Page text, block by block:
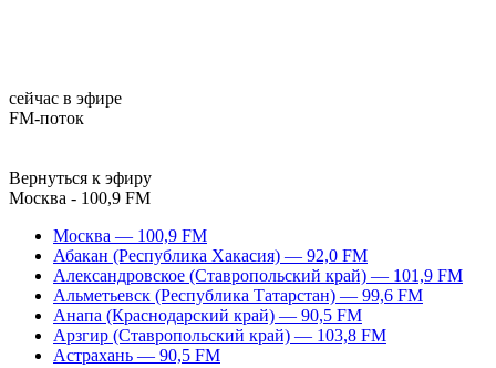
сейчас в эфире
FM-поток
Вернуться к эфиру
Москва - 100,9 FM
Москва — 100,9 FM
Абакан (Республика Хакасия) — 92,0 FM
Александровское (Ставропольский край) — 101,9 FM
Альметьевск (Республика Татарстан) — 99,6 FM
Анапа (Краснодарский край) — 90,5 FM
Арзгир (Ставропольский край) — 103,8 FM
Астрахань — 90,5 FM